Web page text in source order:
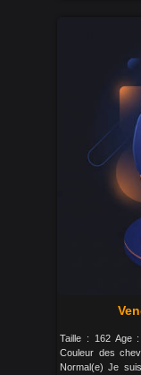
Taille : 162 Age
Couleur des
Normal(e) Je